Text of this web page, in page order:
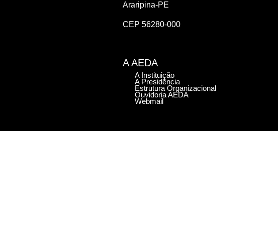
Araripina-PE
CEP 56280-000
A AEDA
A Instituição
A Presidência
Estrutura Organizacional
Ouvidoria AEDA
Webmail